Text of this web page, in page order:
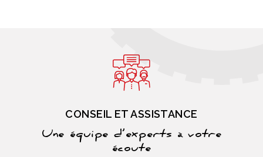
CONSEIL ET ASSISTANCE
Une équipe d’experts à votre
écoute